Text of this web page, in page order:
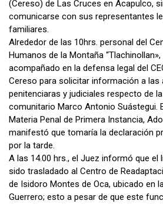
(Cereso) de Las Cruces en Acapulco,
comunicarse con sus representantes
familiares.
Alrededor de las 10hrs. personal del
Humanos de la Montaña
acompañado en la defensa legal del
Cereso para solicitar información a las
penitenciaras y judiciales respecto de
comunitario Marco Antonio Suástegui.
Materia Penal de Primera Instancia,
manifestó que tomaría la declaración
por la tarde.
A las 14.00 hrs., el Juez informó que el
sido trasladado al Centro de
de Isidoro Montes de Oca, ubicado en
Guerrero; esto a pesar de que este